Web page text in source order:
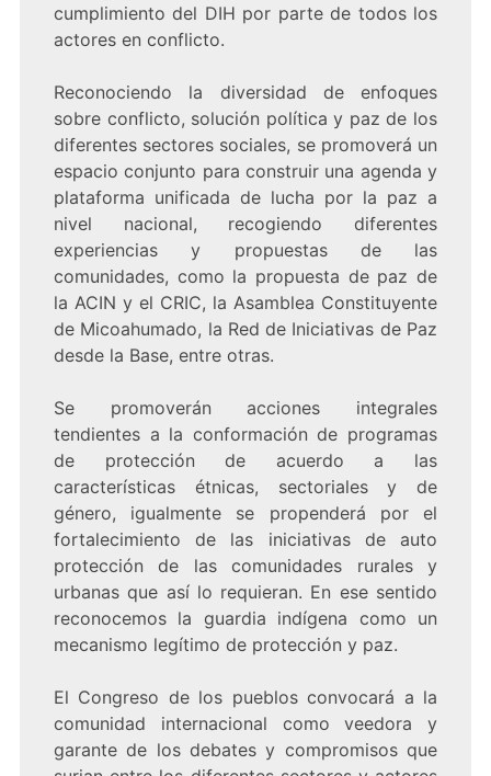
cumplimiento del DIH por parte de todos los
actores en conflicto.
Reconociendo la diversidad de enfoques
sobre conflicto, solución política y paz de los
diferentes sectores sociales, se promoverá un
espacio conjunto para construir una agenda y
plataforma unificada de lucha por la paz a
nivel nacional, recogiendo diferentes
experiencias y propuestas de las
comunidades, como la propuesta de paz de
la ACIN y el CRIC, la Asamblea Constituyente
de Micoahumado, la Red de Iniciativas de Paz
desde la Base, entre otras.
Se promoverán acciones integrales
tendientes a la conformación de programas
de protección de acuerdo a las
características étnicas, sectoriales y de
género, igualmente se propenderá por el
fortalecimiento de las iniciativas de auto
protección de las comunidades rurales y
urbanas que así lo requieran. En ese sentido
reconocemos la guardia indígena como un
mecanismo legítimo de protección y paz.
El Congreso de los pueblos convocará a la
comunidad internacional como veedora y
garante de los debates y compromisos que